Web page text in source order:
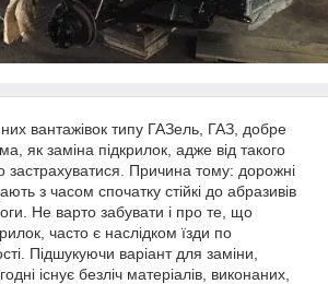
вантажівок типу ГАЗель, ГАЗ, добре
як заміна підкрилок, адже від такого
Причина тому: дорожні
з часом спочатку стійкі до абразивів
Не варто забувати і про те, що
часто є наслідком їзди по
Підшукуючи варіант для заміни,
існує безліч матеріалів, виконаних,